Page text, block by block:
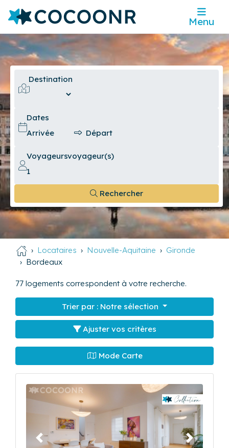
Menu
Destination
Dates
Voyageursvoyageur(s)
Rechercher
Locataires Nouvelle-Aquitaine
Gironde
Bordeaux
77 logements correspondent à votre recherche.
Trier par : Notre sélection
Ajuster vos critères
Mode Carte
Précédent Suivant